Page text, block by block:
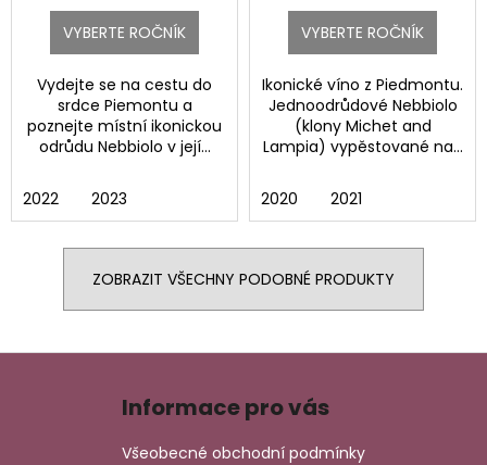
VYBERTE ROČNÍK
Vydejte se na cestu do
srdce Piemontu a
poznejte místní ikonickou
odrůdu Nebbiolo v její...
2022 2023
VYBERTE ROČNÍK
Ikonické víno z Piedmontu.
Jednoodrůdové Nebbiolo
(klony Michet and
Lampia) vypěstované na...
2020 2021
ZOBRAZIT VŠECHNY PODOBNÉ PRODUKTY
Z
Informace pro vás
Všeobecné obchodní podmínky